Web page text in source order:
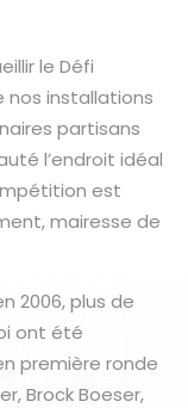
le Défi
nos installations
partisans
l’endroit idéal
est
mairesse de
2006, plus de
ont été
première ronde
Brock Boeser,